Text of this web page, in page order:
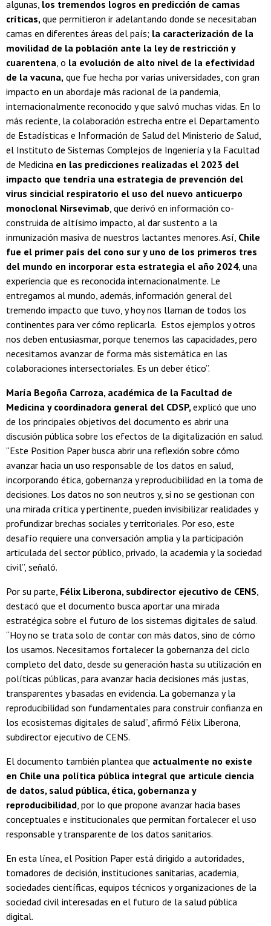
algunas, los tremendos logros en predicción de camas
críticas,que permitieron ir adelantando donde se necesitaban
camas en diferentes áreas del país; la caracterización de la
movilidad de la población ante la ley de restricción y
cuarentena, o la evolución de alto nivel de la efectividad
de la vacuna, que fue hecha por varias universidades, con gran
impacto en un abordaje más racional de la pandemia,
internacionalmente reconocido y que salvó muchas vidas. En lo
más reciente, la colaboración estrecha entre el Departamento
de Estadísticas e Información de Salud del Ministerio de Salud,
el Instituto de Sistemas Complejos de Ingeniería y la Facultad
de Medicina en las predicciones realizadas el 2023 del
impacto que tendría una estrategia de prevención del
virus sincicial respiratorio el uso del nuevo anticuerpo
monoclonal Nirsevimab, que derivó en información co-
construida de altísimo impacto, al dar sustento a la
inmunización masiva de nuestros lactantes menores. Así, Chile
fue el primer país del cono sur y uno de los primeros tres
del mundo en incorporar esta estrategia el año 2024, una
experiencia que es reconocida internacionalmente. Le
entregamos al mundo, además, información general del
tremendo impacto que tuvo, y hoy nos llaman de todos los
continentes para ver cómo replicarla. Estos ejemplos y otros
nos deben entusiasmar, porque tenemos las capacidades, pero
necesitamos avanzar de forma más sistemática en las
colaboraciones intersectoriales. Es un deber ético”.
María Begoña Carroza, académica de la Facultad de
Medicina y coordinadora general del CDSP,explicó que uno
de los principales objetivos del documento es abrir una
discusión pública sobre los efectos de la digitalización en salud.
“Este Position Paper busca abrir una reflexión sobre cómo
avanzar hacia un uso responsable de los datos en salud,
incorporando ética, gobernanza y reproducibilidad en la toma de
decisiones. Los datos no son neutros y, si no se gestionan con
una mirada crítica y pertinente, pueden invisibilizar realidades y
profundizar brechas sociales y territoriales. Por eso, este
desafío requiere una conversación amplia y la participación
articulada del sector público, privado, la academia y la sociedad
civil”, señaló.
Por su parte, Félix Liberona, subdirector ejecutivo de CENS,
destacó que el documento busca aportar una mirada
estratégica sobre el futuro de los sistemas digitales de salud.
“Hoy no se trata solo de contar con más datos, sino de cómo
los usamos. Necesitamos fortalecer la gobernanza del ciclo
completo del dato, desde su generación hasta su utilización en
políticas públicas, para avanzar hacia decisiones más justas,
transparentes y basadas en evidencia. La gobernanza y la
reproducibilidad son fundamentales para construir confianza en
los ecosistemas digitales de salud”, afirmó Félix Liberona,
subdirector ejecutivo de CENS.
El documento también plantea que actualmente no existe
en Chile una política pública integral que articule ciencia
de datos, salud pública, ética, gobernanza y
reproducibilidad, por lo que propone avanzar hacia bases
conceptuales e institucionales que permitan fortalecer el uso
responsable y transparente de los datos sanitarios.
En esta línea, el Position Paper está dirigido a autoridades,
tomadores de decisión, instituciones sanitarias, academia,
sociedades científicas, equipos técnicos y organizaciones de la
sociedad civil interesadas en el futuro de la salud pública
digital.